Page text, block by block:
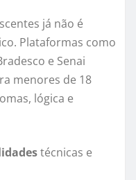
já não é
Plataformas como
e Senai
menores de 18
lógica e
técnicas e